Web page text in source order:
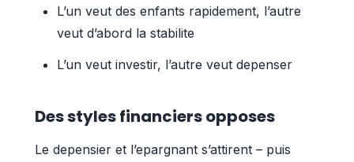
L’un veut des enfants rapidement, l’autre
veut d’abord la stabilite
L’un veut investir, l’autre veut depenser
Des styles financiers opposes
Le depensier et l’epargnant s’attirent – puis